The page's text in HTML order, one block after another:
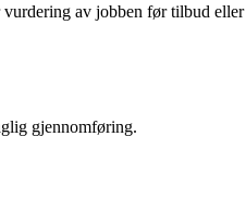
av jobben før tilbud eller
gjennomføring.